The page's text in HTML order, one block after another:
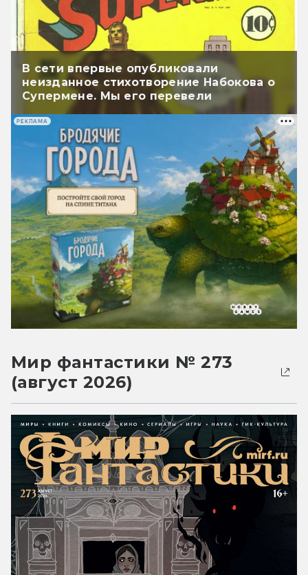
В сети впервые опубликовали
неизданное стихотворение Набокова о
Супермене. Мы его перевели
РЕКЛАМА
Мир фантастики № 273
(август 2026)